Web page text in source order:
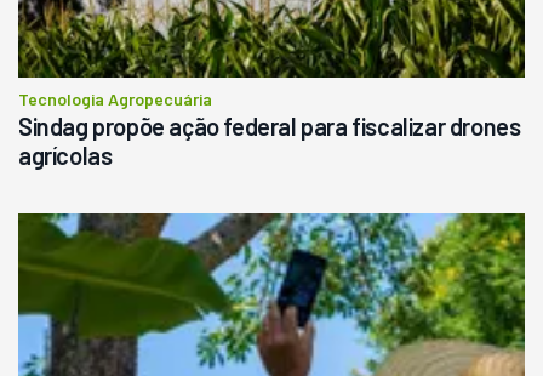
Tecnologia Agropecuária
Sindag propõe ação federal para fiscalizar drones
agrícolas